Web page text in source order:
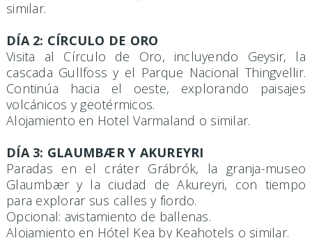
similar.
DÍA 2: CÍRCULO DE ORO
Visita al Círculo de Oro, incluyendo Geysir, la
cascada Gullfoss y el Parque Nacional Thingvellir.
Continúa hacia el oeste, explorando paisajes
volcánicos y geotérmicos.
Alojamiento en Hotel Varmaland o similar.
DÍA 3: GLAUMBÆR Y AKUREYRI
Paradas en el cráter Grábrók, la granja-museo
Glaumbær y la ciudad de Akureyri, con tiempo
para explorar sus calles y fiordo.
Opcional: avistamiento de ballenas.
Alojamiento en Hótel Kea by Keahotels o similar.